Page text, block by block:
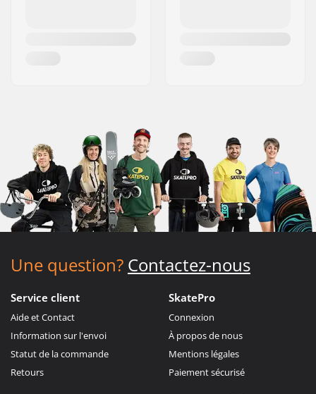
Une question? Contactez-nous
Service client
Aide et Contact
Information sur l'envoi
Statut de la commande
Retours
SkatePro
Connexion
À propos de nous
Mentions légales
Paiement sécurisé